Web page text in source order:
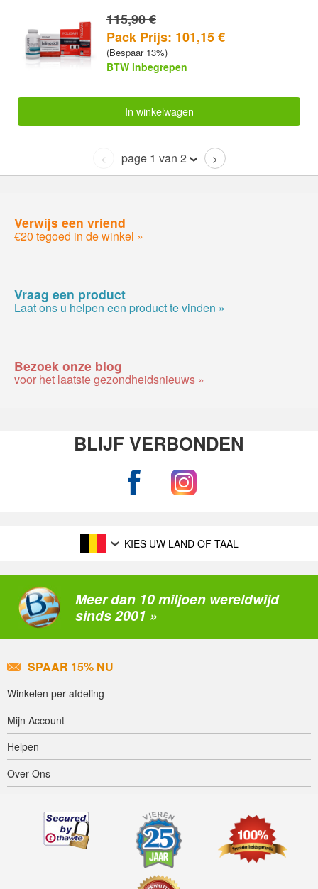
115,90 €
Pack Prijs: 101,15 €
(Bespaar 13%)
BTW inbegrepen
In winkelwagen
< page 1 van 2 >
Verwijs een vriend
€20 tegoed in de winkel »
Vraag een product
Laat ons u helpen een product te vinden »
Bezoek onze blog
voor het laatste gezondheidsnieuws »
BLIJF VERBONDEN
KIES UW LAND OF TAAL
Meer dan 10 miljoen wereldwijd
sinds 2001 »
SPAAR 15% NU
Winkelen per afdeling
Mijn Account
Helpen
Over Ons